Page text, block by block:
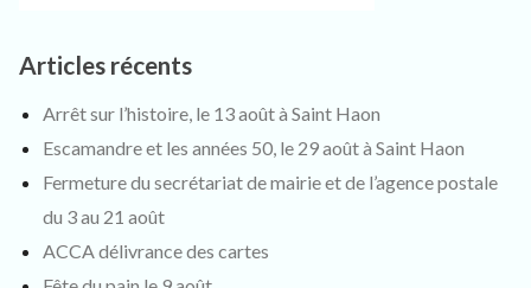
Articles récents
Arrêt sur l’histoire, le 13 août à Saint Haon
Escamandre et les années 50, le 29 août à Saint Haon
Fermeture du secrétariat de mairie et de l’agence postale
du 3 au 21 août
ACCA délivrance des cartes